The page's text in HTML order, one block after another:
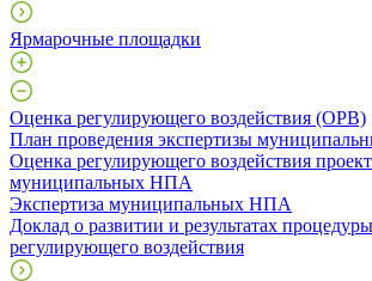
Ярмарочные площадки
Оценка регулирующего воздействия (ОРВ)
План проведения экспертизы
Оценка регулирующего воздействия
муниципальных НПА
Экспертиза муниципальных НПА
Доклад о развитии и результатах
регулирующего воздействия